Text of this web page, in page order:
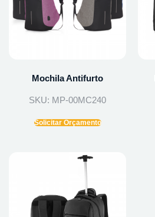
Mochila Antifurto
SKU: MP-00MC240
Solicitar Orçamento